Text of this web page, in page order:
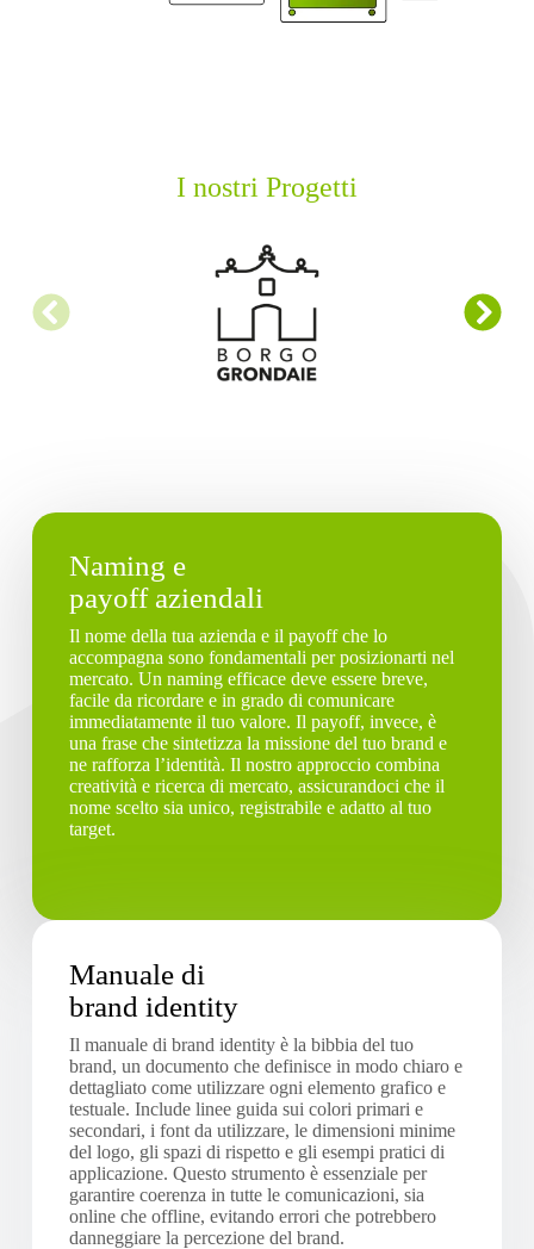
I nostri Progetti
Naming e
payoff aziendali
Il nome della tua azienda e il payoff che lo
accompagna sono fondamentali per posizionarti nel
mercato. Un naming efficace deve essere breve,
facile da ricordare e in grado di comunicare
immediatamente il tuo valore. Il payoff, invece, è
una frase che sintetizza la missione del tuo brand e
ne rafforza l’identità. Il nostro approccio combina
creatività e ricerca di mercato, assicurandoci che il
nome scelto sia unico, registrabile e adatto al tuo
target.
Manuale di
brand identity
Il manuale di brand identity è la bibbia del tuo
brand, un documento che definisce in modo chiaro e
dettagliato come utilizzare ogni elemento grafico e
testuale. Include linee guida sui colori primari e
secondari, i font da utilizzare, le dimensioni minime
del logo, gli spazi di rispetto e gli esempi pratici di
applicazione. Questo strumento è essenziale per
garantire coerenza in tutte le comunicazioni, sia
online che offline, evitando errori che potrebbero
danneggiare la percezione del brand.